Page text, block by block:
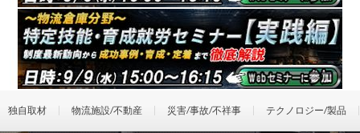
独自取材 物流施設/不動産 災害/事故/不祥事 テクノロジー/製品